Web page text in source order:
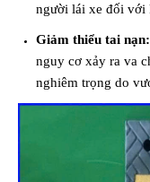
người lái xe đối với
Giảm thiểu tai nạn:
nguy cơ xảy ra va
nghiêm trọng do